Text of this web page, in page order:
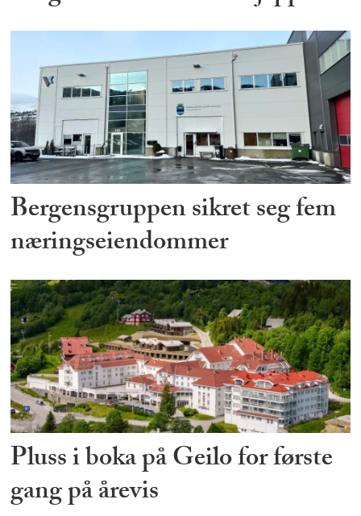
Bergensgruppen sikret seg fem
næringseiendommer
Pluss i boka på Geilo for første
gang på årevis